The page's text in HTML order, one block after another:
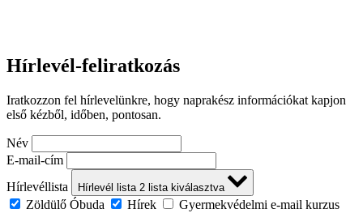
Hírlevél-feliratkozás
Iratkozzon fel hírlevelünkre, hogy naprakész információkat kapjon
első kézből, időben, pontosan.
Név
E-mail-cím
Hírlevéllista
Hírlevél lista 2 lista kiválasztva
Zöldülő Óbuda Hírek
Gyermekvédelmi e-mail kurzus